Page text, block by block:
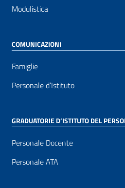
Modulistica
COMUNICAZIONI
Famiglie
Personale d’Istituto
GRADUATORIE D’ISTITUTO DEL
Personale Docente
Personale ATA